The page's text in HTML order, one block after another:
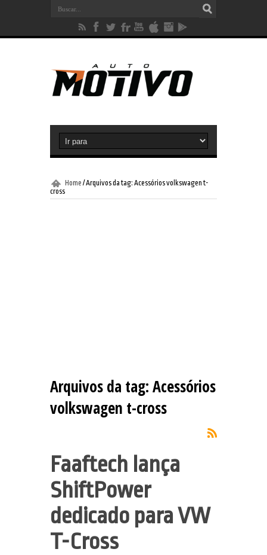
Home /Arquivos da tag: Acessórios volkswagen t-
cross
Arquivos da tag:Acessórios
volkswagen t-cross
Faaftech lança
ShiftPower
dedicado para VW
T-Cross